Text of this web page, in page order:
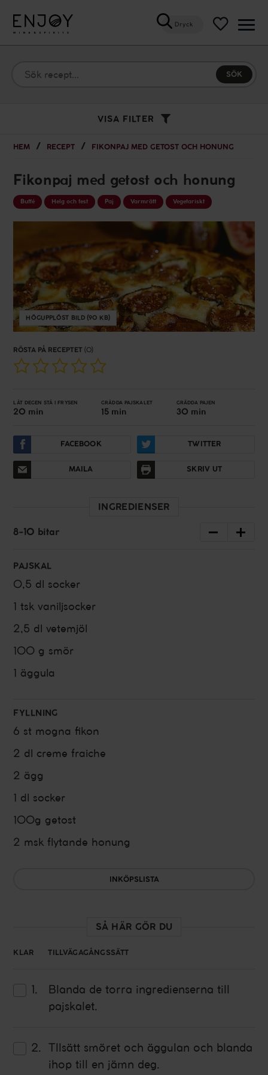
Dryck
VISA FILTER
HEM RECEPT FIKONPAJ MED GETOST OCH HONUNG
Fikonpaj med getost och honung
Buffé Helg och fest Paj Varmrätt Vegetariskt
HÖGUPPLÖST BILD (90 KB)
LÅT DEGEN STÅ I FRYSEN
20 min
GRÄDDA PAJSKALET
15 min
GRÄDDA PAJEN
30 min
RÖSTA PÅ RECEPTET(0)
FACEBOOK TWITTER
MAILA SKRIV UT
INGREDIENSER
8-10 bitar
PAJSKAL
0,5 dl socker
1 tsk vaniljsocker
2,5 dl vetemjöl
100 g smör
1 äggula
FYLLNING
6 st mogna fikon
2 dl creme fraiche
2 ägg
1 dl socker
100g getost
2 msk flytande honung
INKÖPSLISTA
SÅ HÄR GÖR DU
KLAR TILLVÄGAGÅNGSSÄTT
Blanda de torra ingredienserna till
pajskalet.
Tllsätt smöret och äggulan och blanda
ihop till en jämn deg.